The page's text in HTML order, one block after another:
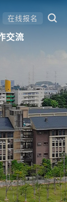
在线报名
交流